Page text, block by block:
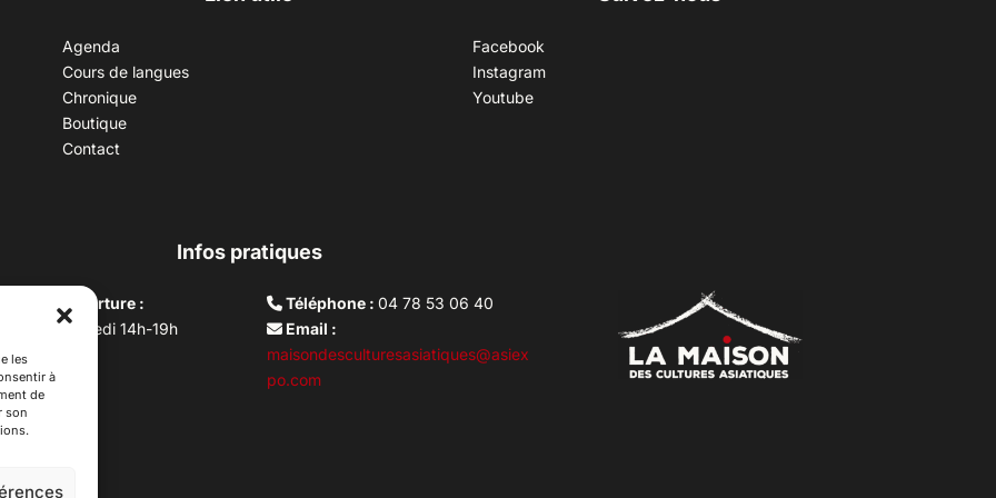
les
à
de
son
Agenda
Cours de langues
Chronique
Boutique
Contact
Facebook
Instagram
Youtube
Infos pratiques
d’ouverture :
au vendredi 14h-19h
10h –17h
lundi
Téléphone :04 78 53 06 40
Email :
maisondesculturesasiatiques@asiex
po.com